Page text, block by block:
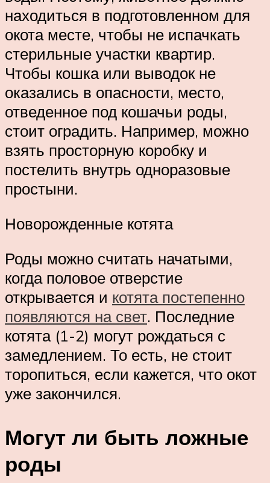
находиться в подготовленном для
окота месте, чтобы не испачкать
стерильные участки квартир.
Чтобы кошка или выводок не
оказались в опасности, место,
отведенное под кошачьи роды,
стоит оградить. Например, можно
взять просторную коробку и
постелить внутрь одноразовые
простыни.
Новорожденные котята
Роды можно считать начатыми,
когда половое отверстие
открывается и котята постепенно
появляются на свет. Последние
котята (1-2) могут рождаться с
замедлением. То есть, не стоит
торопиться, если кажется, что окот
уже закончился.
Могут ли быть ложные
роды